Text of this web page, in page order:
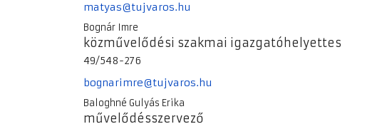
matyas@tujvaros.hu
Bognár Imre
közművelődési szakmai igazgatóhelyettes
49/548-276
bognarimre@tujvaros.hu
Baloghné Gulyás Erika
művelődésszervező